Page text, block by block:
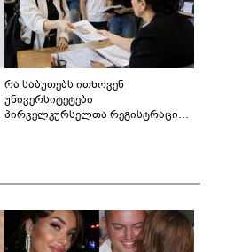
რა საბუთებს ითხოვენ
უნივერსიტეტები
პირველკურსელთა რეგისტრაციის